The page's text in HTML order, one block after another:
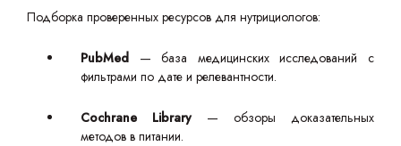
Подборка проверенных ресурсов для нутрициологов:
PubMed — база медицинских исследований с
фильтрами по дате и релевантности.
Cochrane Library— обзоры доказательных
методов в питании.